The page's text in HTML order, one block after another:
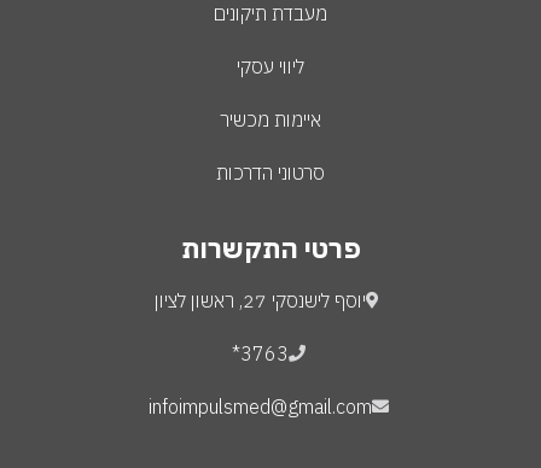
מעבדת תיקונים
ליווי עסקי
איימות מכשיר
סרטוני הדרכות
פרטי התקשרות
יוסף לישנסקי 27, ראשון לציון
3763*
infoimpulsmed@gmail.com